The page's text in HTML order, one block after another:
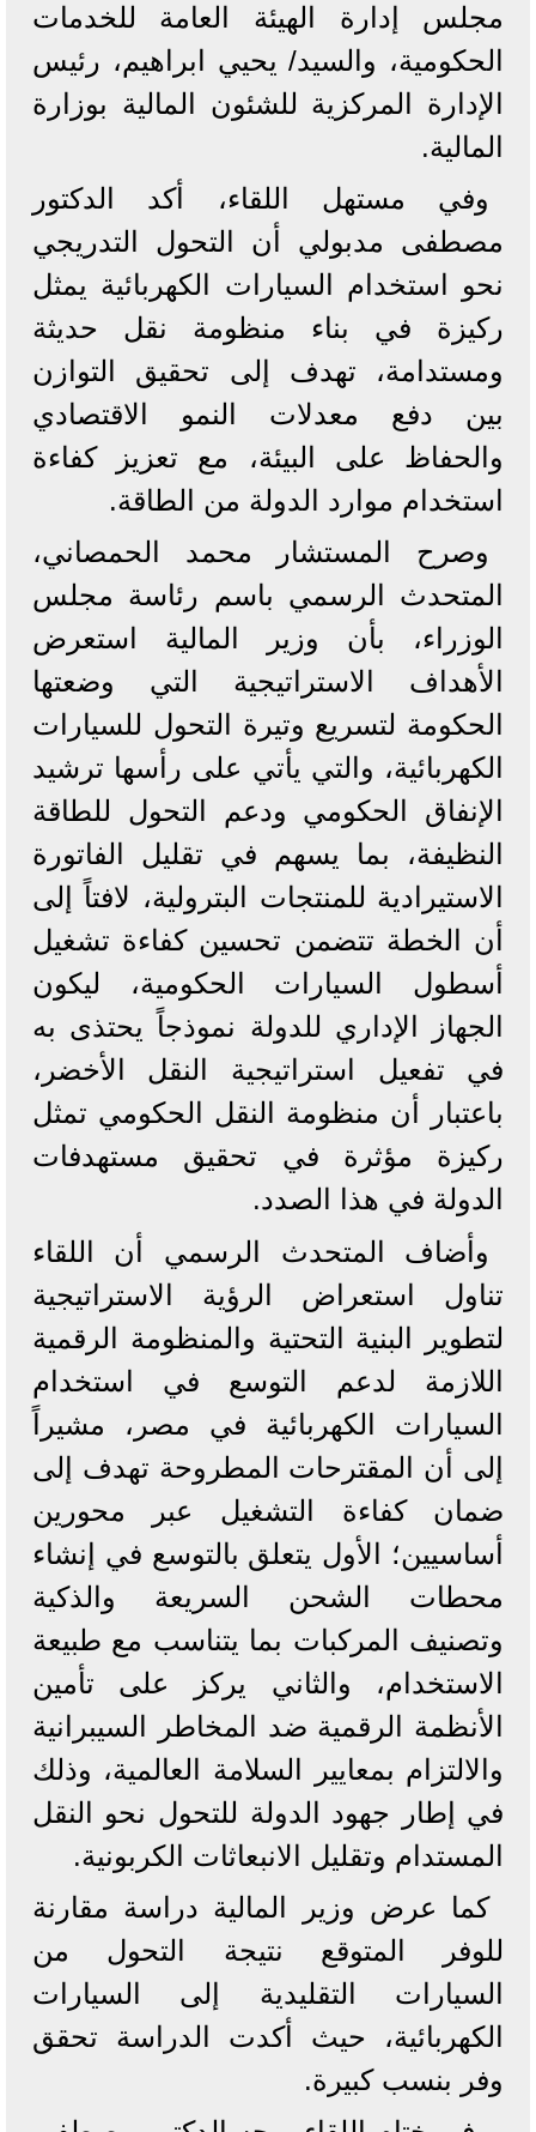
مجلس إدارة الهيئة العامة للخدمات
الحكومية، والسيد/ يحيي ابراهيم، رئيس
الإدارة المركزية للشئون المالية بوزارة
المالية.
وفي مستهل اللقاء، أكد الدكتور
مصطفى مدبولي أن التحول التدريجي
نحو استخدام السيارات الكهربائية يمثل
ركيزة في بناء منظومة نقل حديثة
ومستدامة، تهدف إلى تحقيق التوازن
بين دفع معدلات النمو الاقتصادي
والحفاظ على البيئة، مع تعزيز كفاءة
استخدام موارد الدولة من الطاقة.
وصرح المستشار محمد الحمصاني،
المتحدث الرسمي باسم رئاسة مجلس
الوزراء، بأن وزير المالية استعرض
الأهداف الاستراتيجية التي وضعتها
الحكومة لتسريع وتيرة التحول للسيارات
الكهربائية، والتي يأتي على رأسها ترشيد
الإنفاق الحكومي ودعم التحول للطاقة
النظيفة، بما يسهم في تقليل الفاتورة
الاستيرادية للمنتجات البترولية، لافتاً إلى
أن الخطة تتضمن تحسين كفاءة تشغيل
أسطول السيارات الحكومية، ليكون
الجهاز الإداري للدولة نموذجاً يحتذى به
في تفعيل استراتيجية النقل الأخضر،
باعتبار أن منظومة النقل الحكومي تمثل
ركيزة مؤثرة في تحقيق مستهدفات
الدولة في هذا الصدد.
وأضاف المتحدث الرسمي أن اللقاء
تناول استعراض الرؤية الاستراتيجية
لتطوير البنية التحتية والمنظومة الرقمية
اللازمة لدعم التوسع في استخدام
السيارات الكهربائية في مصر، مشيراً
إلى أن المقترحات المطروحة تهدف إلى
ضمان كفاءة التشغيل عبر محورين
أساسيين؛ الأول يتعلق بالتوسع في إنشاء
محطات الشحن السريعة والذكية
وتصنيف المركبات بما يتناسب مع طبيعة
الاستخدام، والثاني يركز على تأمين
الأنظمة الرقمية ضد المخاطر السيبرانية
والالتزام بمعايير السلامة العالمية، وذلك
في إطار جهود الدولة للتحول نحو النقل
المستدام وتقليل الانبعاثات الكربونية.
كما عرض وزير المالية دراسة مقارنة
للوفر المتوقع نتيجة التحول من
السيارات التقليدية إلى السيارات
الكهربائية، حيث أكدت الدراسة تحقق
وفر بنسب كبيرة.